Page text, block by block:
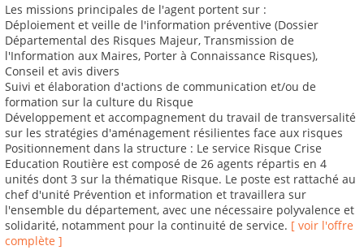
Les missions principales de l'agent portent sur :
Déploiement et veille de l'information préventive (Dossier
Départemental des Risques Majeur, Transmission de
l'Information aux Maires, Porter à Connaissance Risques),
Conseil et avis divers
Suivi et élaboration d'actions de communication et/ou de
formation sur la culture du Risque
Développement et accompagnement du travail de transversalité
sur les stratégies d'aménagement résilientes face aux risques
Positionnement dans la structure : Le service Risque Crise
Education Routière est composé de 26 agents répartis en 4
unités dont 3 sur la thématique Risque. Le poste est rattaché au
chef d'unité Prévention et information et travaillera sur
l'ensemble du département, avec une nécessaire polyvalence et
solidarité, notamment pour la continuité de service. [ voir l'offre
complète ]